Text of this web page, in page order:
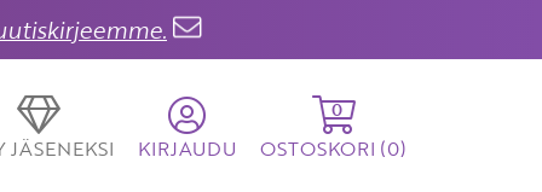
JÄSENEKSI KIRJAUDU
0
OSTOSKORI (0)